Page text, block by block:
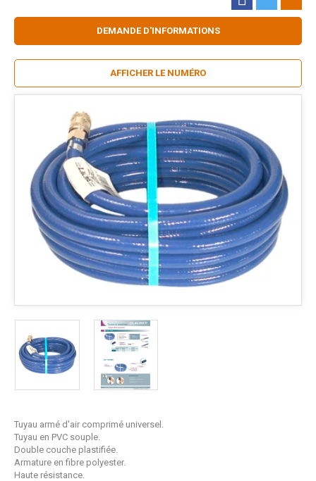
Tuyau armé d'air comprimé universel.
Tuyau en PVC souple.
Double couche plastifiée.
Armature en fibre polyester.
Haute résistance.
DEMANDE D'INFORMATIONS
AFFICHER LE NUMÉRO